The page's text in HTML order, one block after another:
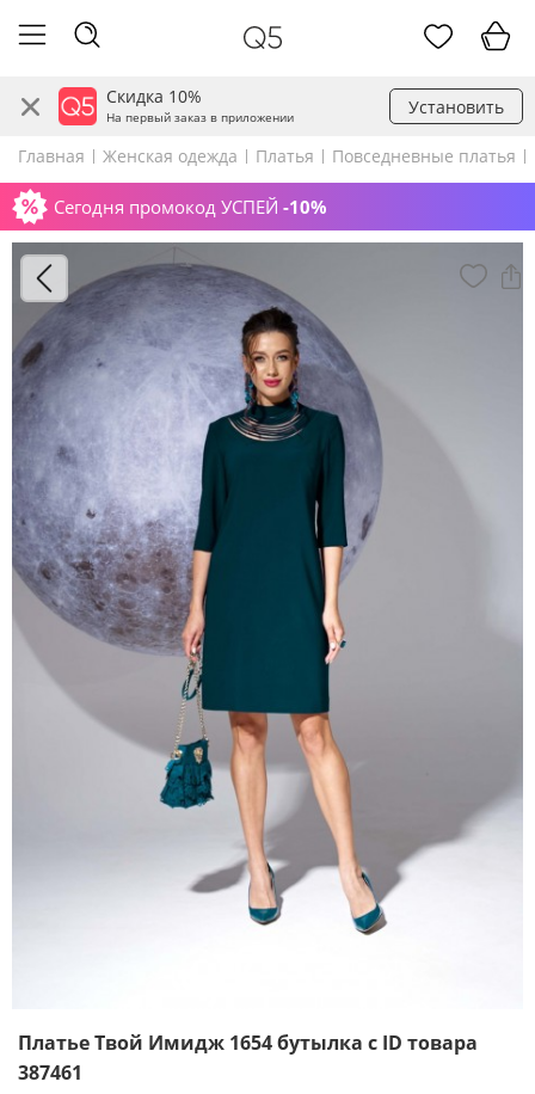
Скидка 10%
На первый заказ в приложении Установить
Главная Женская одежда Платья Повседневные платья
Сегодня промокод УСПЕЙ -10%
Платье Твой Имидж 1654 бутылка с ID товара
387461